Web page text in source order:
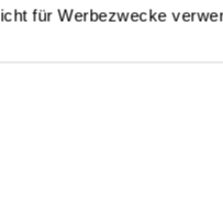
für Werbezwecke